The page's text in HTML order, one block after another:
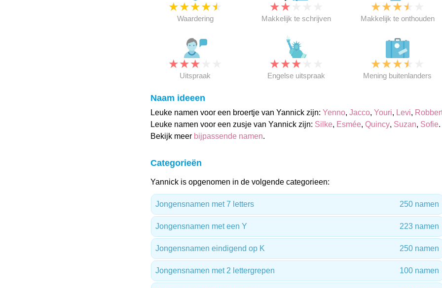
★★★★★
Waardering
★★
Makkelijk te schrijven
★★★★
Makkelijk te onthouden
★★★
Uitspraak
★★★
Engelse uitspraak
★★★★
Mening buitenlanders
Naam ideeen
Leuke namen voor een broertje van Yannick zijn: Yenno, Jacco, Youri, Levi,
Leuke namen voor een zusje van Yannick zijn: Silke, Esmée, Quincy, Suzan, Sofie.
Bekijk meer bijpassende namen.
Categorieën
Yannick is opgenomen in de volgende categorieen:
Jongensnamen met 7 letters 250 namen
Jongensnamen met een Y 223 namen
Jongensnamen eindigend op K 250 namen
Jongensnamen met 2 lettergrepen 100 namen